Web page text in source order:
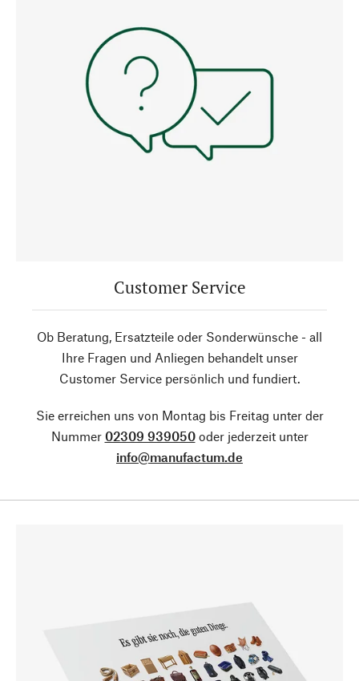
Customer Service
Ob Beratung, Ersatzteile oder Sonderwünsche - all
Ihre Fragen und Anliegen behandelt unser
Customer Service persönlich und fundiert.
Sie erreichen uns von Montag bis Freitag unter der
Nummer 02309 939050oder jederzeit unter
info@manufactum.de